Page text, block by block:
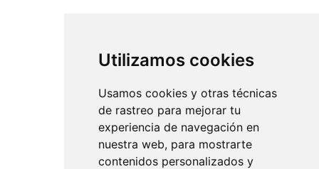
Utilizamos cookies
Usamos cookies y otras técnicas
de rastreo para mejorar tu
experiencia de navegación en
nuestra web, para mostrarte
contenidos personalizados y